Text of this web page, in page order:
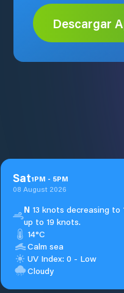
Descargar
Sat1PM - 5PM
08 August 2026
N 13 knots decreasing to
up to 19 knots.
14°C
Calm sea
UV Index: 0 - Low
Cloudy